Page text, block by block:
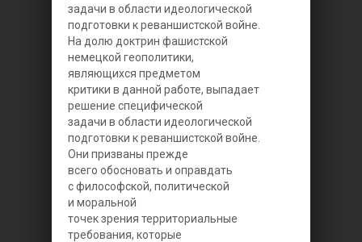
задачи в области идеологической
подготовки к реваншистской войне.
На долю доктрин фашистской
немецкой геополитики,
являющихся предметом
критики в данной работе, выпадает
решение специфической
задачи в области идеологической
подготовки к реваншистской войне.
Они призваны прежде
всего обосновать и оправдать
с философской, политической
и моральной
точек зрения территориальные
требования, которые